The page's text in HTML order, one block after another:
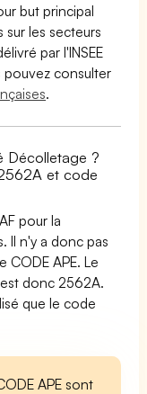
but principal
les secteurs
par l'INSEE
pouvez consulter
.
Décolletage ?
et code
pour la
Il n'y a donc pas
CODE APE. Le
donc 2562A.
que le code
APE sont